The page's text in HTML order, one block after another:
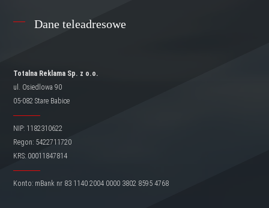
Dane teleadresowe
Totalna Reklama Sp. z o.o.
ul. Osiedlowa 90
05-082 Stare Babice
NIP: 1182310622
Regon: 5422711720
KRS: 00011847814
Konto: mBank nr 83 1140 2004 0000 3802 8595 4768